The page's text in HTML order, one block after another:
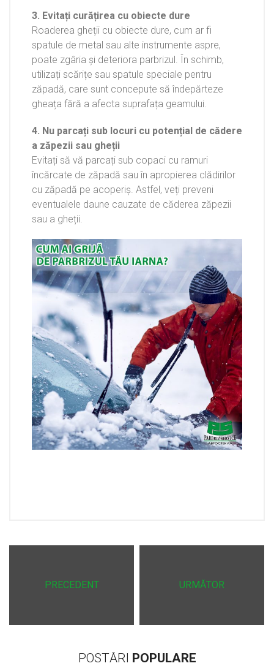
3. Evitați curățirea cu obiecte dure
Roaderea gheții cu obiecte dure, cum ar fi
spatule de metal sau alte instrumente aspre,
poate zgâria și deteriora parbrizul. În schimb,
utilizați scărițe sau spatule speciale pentru
zăpadă, care sunt concepute să îndepărteze
gheața fără a afecta suprafața geamului.
4. Nu parcați sub locuri cu potențial de cădere
a zăpezii sau gheții
Evitați să vă parcați sub copaci cu ramuri
încărcate de zăpadă sau în apropierea clădirilor
cu zăpadă pe acoperiș. Astfel, veți preveni
eventualele daune cauzate de căderea zăpezii
sau a gheții.
PRECEDENT URMĂTOR
POSTĂRI POPULARE